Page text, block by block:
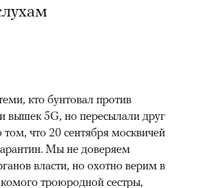
кто бунтовал против
вышек 5G, но пересылали друг
что 20 сентября москвичей
Мы не доверяем
власти, но охотно верим в
троюродной сестры,